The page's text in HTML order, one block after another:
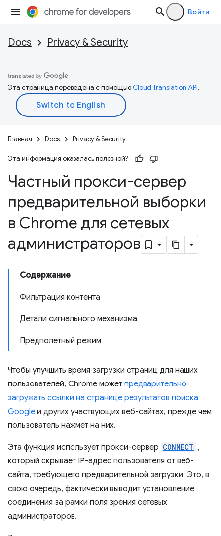
Войти
Docs Privacy & Security
Эта страница переведена с помощьюCloud Translation API.
Главная Docs Privacy & Security
Эта информация оказалась полезной?
Частный прокси-сервер
предварительной выборки
в Chrome для сетевых
администраторов
Содержание
Фильтрация контента
Детали сигнального механизма
Предполетный режим
Чтобы улучшить время загрузки страниц для наших
пользователей, Chrome может предварительно
загружать ссылки на странице результатов поиска
Google и других участвующих веб-сайтах, прежде чем
пользователь нажмет на них.
Эта функция использует прокси-сервер CONNECT ,
который скрывает IP-адрес пользователя от веб-
сайта, требующего предварительной загрузки. Это, в
свою очередь, фактически выводит установление
соединения за рамки поля зрения сетевых
администраторов.